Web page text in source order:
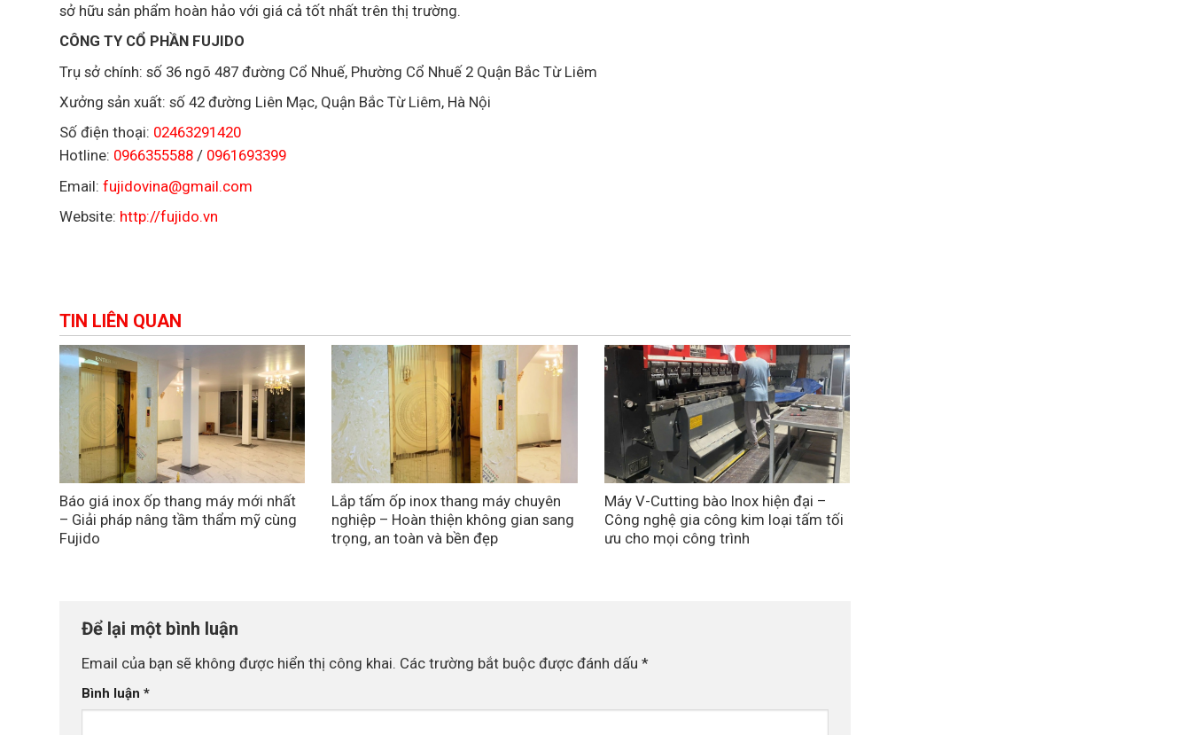
sở hữu sản phẩm hoàn hảo với giá cả tốt nhất trên thị trường.
CÔNG TY CỔ PHẦN FUJIDO
Trụ sở chính: số 36 ngõ 487 đường Cổ Nhuế, Phường Cổ Nhuế 2 Quận Bắc Từ Liêm
Xưởng sản xuất: số 42 đường Liên Mạc, Quận Bắc Từ Liêm, Hà Nội
Số điện thoại: 02463291420
Hotline: 0966355588 / 0961693399
Email: fujidovina@gmail.com
Website: http://fujido.vn
TIN LIÊN QUAN
Báo giá inox ốp thang máy mới nhất
– Giải pháp nâng tầm thẩm mỹ cùng
Fujido
Lắp tấm ốp inox thang máy chuyên
nghiệp – Hoàn thiện không gian sang
trọng, an toàn và bền đẹp
Máy V-Cutting bào Inox hiện đại –
Công nghệ gia công kim loại tấm tối
ưu cho mọi công trình
Để lại một bình luận
Email của bạn sẽ không được hiển thị công khai. Các trường bắt buộc được đánh dấu *
Bình luận *